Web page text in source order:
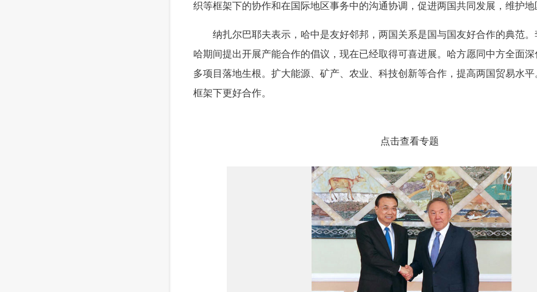
织等框架下的协作和在国际地区事务中的沟通协调，促进两国共同发展，维护地
纳扎尔巴耶夫表示，哈中是友好邻邦，两国关系是国与国友好合作的典范。
哈期间提出开展产能合作的倡议，现在已经取得可喜进展。哈方愿同中方全面
多项目落地生根。扩大能源、矿产、农业、科技创新等合作，提高两国贸易水
框架下更好合作。
点击查看专题